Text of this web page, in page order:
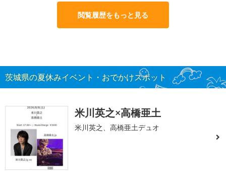
閲覧履歴をもっと見る
茨城県の夏休みイベント・おでかけスポット
米川英之×高橋亜土
米川英之、高橋亜土デュオ